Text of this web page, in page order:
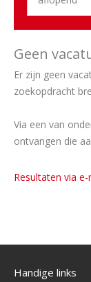
Geen
Er zijn geen
zoekopdracht
Via een van
ontvangen die
Resultaten via e-
Handige links